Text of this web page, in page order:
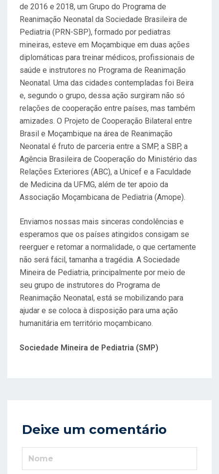
de 2016 e 2018, um Grupo do Programa de
Reanimação Neonatal da Sociedade Brasileira de
Pediatria (PRN-SBP), formado por pediatras
mineiras, esteve em Moçambique em duas ações
diplomáticas para treinar médicos, profissionais de
saúde e instrutores no Programa de Reanimação
Neonatal. Uma das cidades contempladas foi Beira
e, segundo o grupo, dessa ação surgiram não só
relações de cooperação entre países, mas também
amizades. O Projeto de Cooperação Bilateral entre
Brasil e Moçambique na área de Reanimação
Neonatal é fruto de parceria entre a SMP, a SBP, a
Agência Brasileira de Cooperação do Ministério das
Relações Exteriores (ABC), a Unicef e a Faculdade
de Medicina da UFMG, além de ter apoio da
Associação Moçambicana de Pediatria (Amope).
Enviamos nossas mais sinceras condolências e
esperamos que os países atingidos consigam se
reerguer e retomar a normalidade, o que certamente
não será fácil, tamanha a tragédia. A Sociedade
Mineira de Pediatria, principalmente por meio de
seu grupo de instrutores do Programa de
Reanimação Neonatal, está se mobilizando para
ajudar e se coloca à disposição para uma ação
humanitária em território moçambicano.
Sociedade Mineira de Pediatria (SMP)
Deixe um comentário